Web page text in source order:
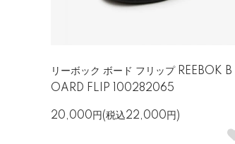
リーボック ボード フリップ REEBOK B
OARD FLIP 100282065
20,000円(税込22,000円)